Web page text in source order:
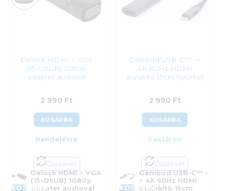
Delock HDMI > VGA
(15-DSUB) 1080p
adapter audioval
2 990 Ft
KOSÁRBA
Rendelésre
Összevet
KOSÁRBA
Delock HDMI > VGA
(15-DSUB) 1080p
adapter audioval
Gembird USB-C™ ->
4K 60Hz HDMI
átalakító 15cm (szürke)
2 990 Ft
KOSÁRBA
Raktáron
Összevet
KOSÁRBA
Gembird USB-C™ -
> 4K 60Hz HDMI
átalakító 15cm